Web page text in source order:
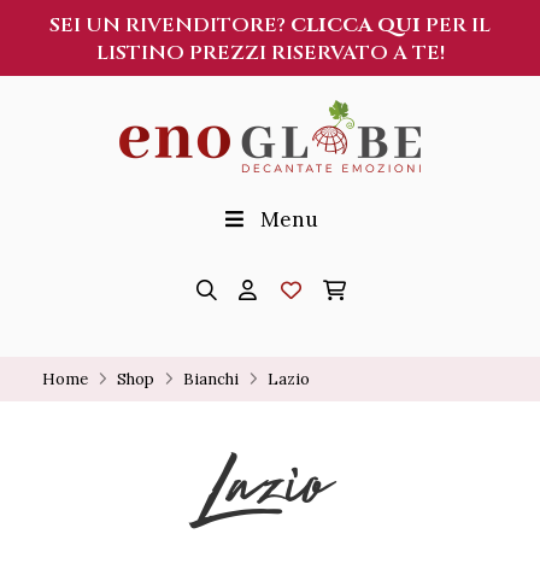
SEI UN RIVENDITORE? CLICCA QUI PER IL
LISTINO PREZZI RISERVATO A TE!
Menu
Home Shop Bianchi Lazio
Lazio